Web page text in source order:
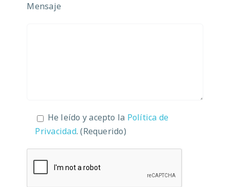
Mensaje
He leído y acepto la Política de
Privacidad. (Requerido)